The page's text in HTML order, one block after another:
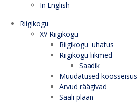
In English
Riigikogu
XV Riigikogu
Riigikogu juhatus
Riigikogu liikmed
Saadik
Muudatused koosseisus
Arvud räägivad
Saali plaan